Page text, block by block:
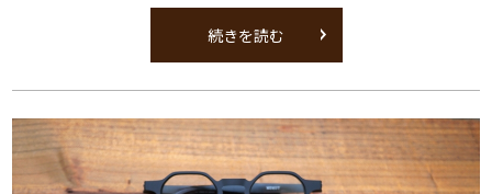
続きを読む